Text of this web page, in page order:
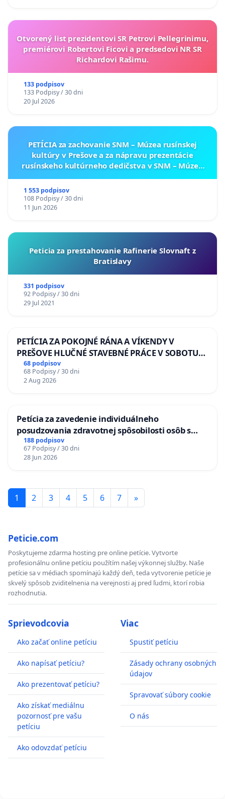
Otvorený list prezidentovi SR Petrovi Pellegrinimu,
premiérovi Robertovi Ficovi a predsedovi NR SR
Richardovi Rašimu.
133 podpisov
133 Podpisy / 30 dni
20 Jul 2026
PETÍCIA za zachovanie SNM – Múzea rusínskej
kultúry v Prešove a za nápravu prezentácie
rusínskeho kultúrneho dedičstva v SNM – Múzeu
1 553 podpisov
108 Podpisy / 30 dni
11 Jun 2026
Peticia za prestahovanie Rafinerie Slovnaft z
Bratislavy
331 podpisov
92 Podpisy / 30 dni
29 Jul 2021
PETÍCIA ZA POKOJNÉ RÁNA A VÍKENDY V
PREŠOVE HLUČNÉ STAVEBNÉ PRÁCE V SOBOTU
LEN OD 9.00 DO 13.00 HOD., CEZ PRACOVNÝ
TÝŽDEŇ CIEĽ 8.00 – 18.00 HOD. A PRAVIDELNÁ
KONTROLA STAVBY C-AREA NA
68 podpisov
68 Podpisy / 30 dni
2 Aug 2026
Petícia za zavedenie individuálneho
posudzovania zdravotnej spôsobilosti osôb s
diabetom 1. a 2. typu pri prijímaní do
Policajného zboru SR
188 podpisov
67 Podpisy / 30 dni
28 Jun 2026
1 2 3 4 5 6 7 »
Peticie.com
Poskytujeme zdarma hosting pre online petície. Vytvorte
profesionálnu online petíciu použítím našej výkonnej služby. Naše
petície sa v médiach spomínajú každý deň, teda vytvorenie petície je
skvelý spôsob zviditelnenia na verejnosti aj pred ľudmi, ktorí robia
rozhodnutia.
Sprievodcovia
Ako začať online petíciu
Ako napísať petíciu?
Ako prezentovať petíciu?
Ako získať mediálnu
pozornosť pre vašu
petíciu
Ako odovzdať petíciu
Viac
Spustiť petíciu
Zásady ochrany osobných
údajov
Spravovať súbory cookie
O nás